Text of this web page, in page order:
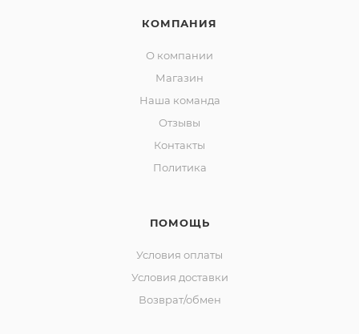
КОМПАНИЯ
О компании
Магазин
Наша команда
Отзывы
Контакты
Политика
ПОМОЩЬ
Условия оплаты
Условия доставки
Возврат/обмен